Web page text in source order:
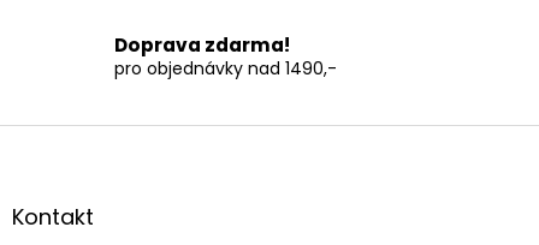
s
u
Doprava zdarma!
pro objednávky nad 1490,-
Z
aKontakt